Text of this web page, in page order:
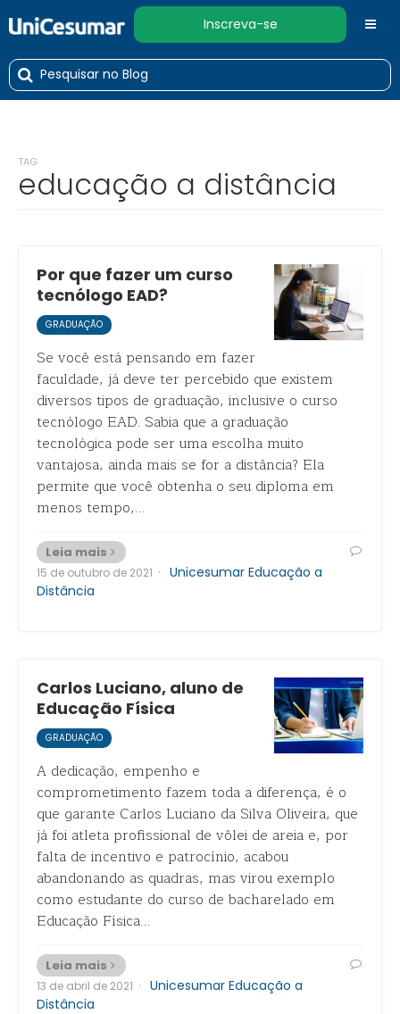
Inscreva-se
TAG
educação a distância
Por que fazer um curso
tecnólogo EAD?
GRADUAÇÃO
Se você está pensando em fazer
faculdade, já deve ter percebido que existem
diversos tipos de graduação, inclusive o curso
tecnólogo EAD. Sabia que a graduação
tecnológica pode ser uma escolha muito
vantajosa, ainda mais se for a distância? Ela
permite que você obtenha o seu diploma em
menos tempo,…
Leia mais
15 de outubro de 2021 · Unicesumar Educação a
Distância
Carlos Luciano, aluno de
Educação Física
GRADUAÇÃO
A dedicação, empenho e
comprometimento fazem toda a diferença, é o
que garante Carlos Luciano da Silva Oliveira, que
já foi atleta profissional de vôlei de areia e, por
falta de incentivo e patrocínio, acabou
abandonando as quadras, mas virou exemplo
como estudante do curso de bacharelado em
Educação Física…
Leia mais
13 de abril de 2021 · Unicesumar Educação a
Distância